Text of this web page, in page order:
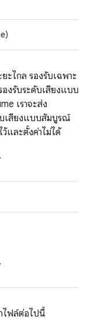
ะไกล รองรับเฉพาะ
งรับระดับเสียงแบบ
เราจะส่ง
เสียงแบบสัมบูรณ์
และตั้งค่าไม่ได้
.
.
ไฟล์ต่อไปนี้